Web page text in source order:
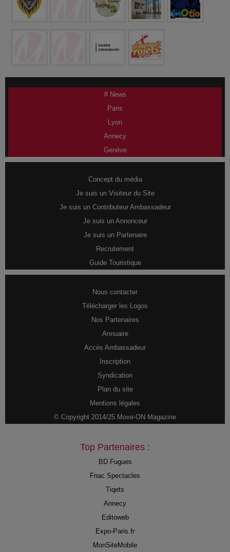
# News
Paris
Lyon
Annecy
Genève
Concept du média
Je suis un Visiteur du Site
Je suis un Contributeur Ambassadeur
Je suis un Annonceur
Je suis un Partenaire
Recrutement
Guide Touristique
Nous contacter
Télécharger les Logos
Nos Partenaires
Annuaire
Accès Ambassadeur
Inscription
Syndication
Plan du site
Mentions légales
© Copyright 2014/25 Move-ON Magazine
Top Partenaires :
BD Fugues
Fnac Spectacles
Tiqets
Annecy
Editoweb
Expo-Paris.fr
MonSiteMobile